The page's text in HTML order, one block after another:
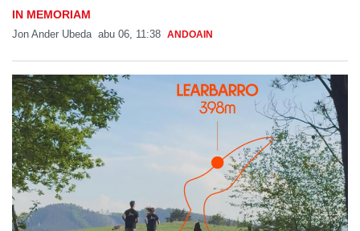
IN MEMORIAM
Jon Ander Ubeda abu 06, 11:38 ANDOAIN